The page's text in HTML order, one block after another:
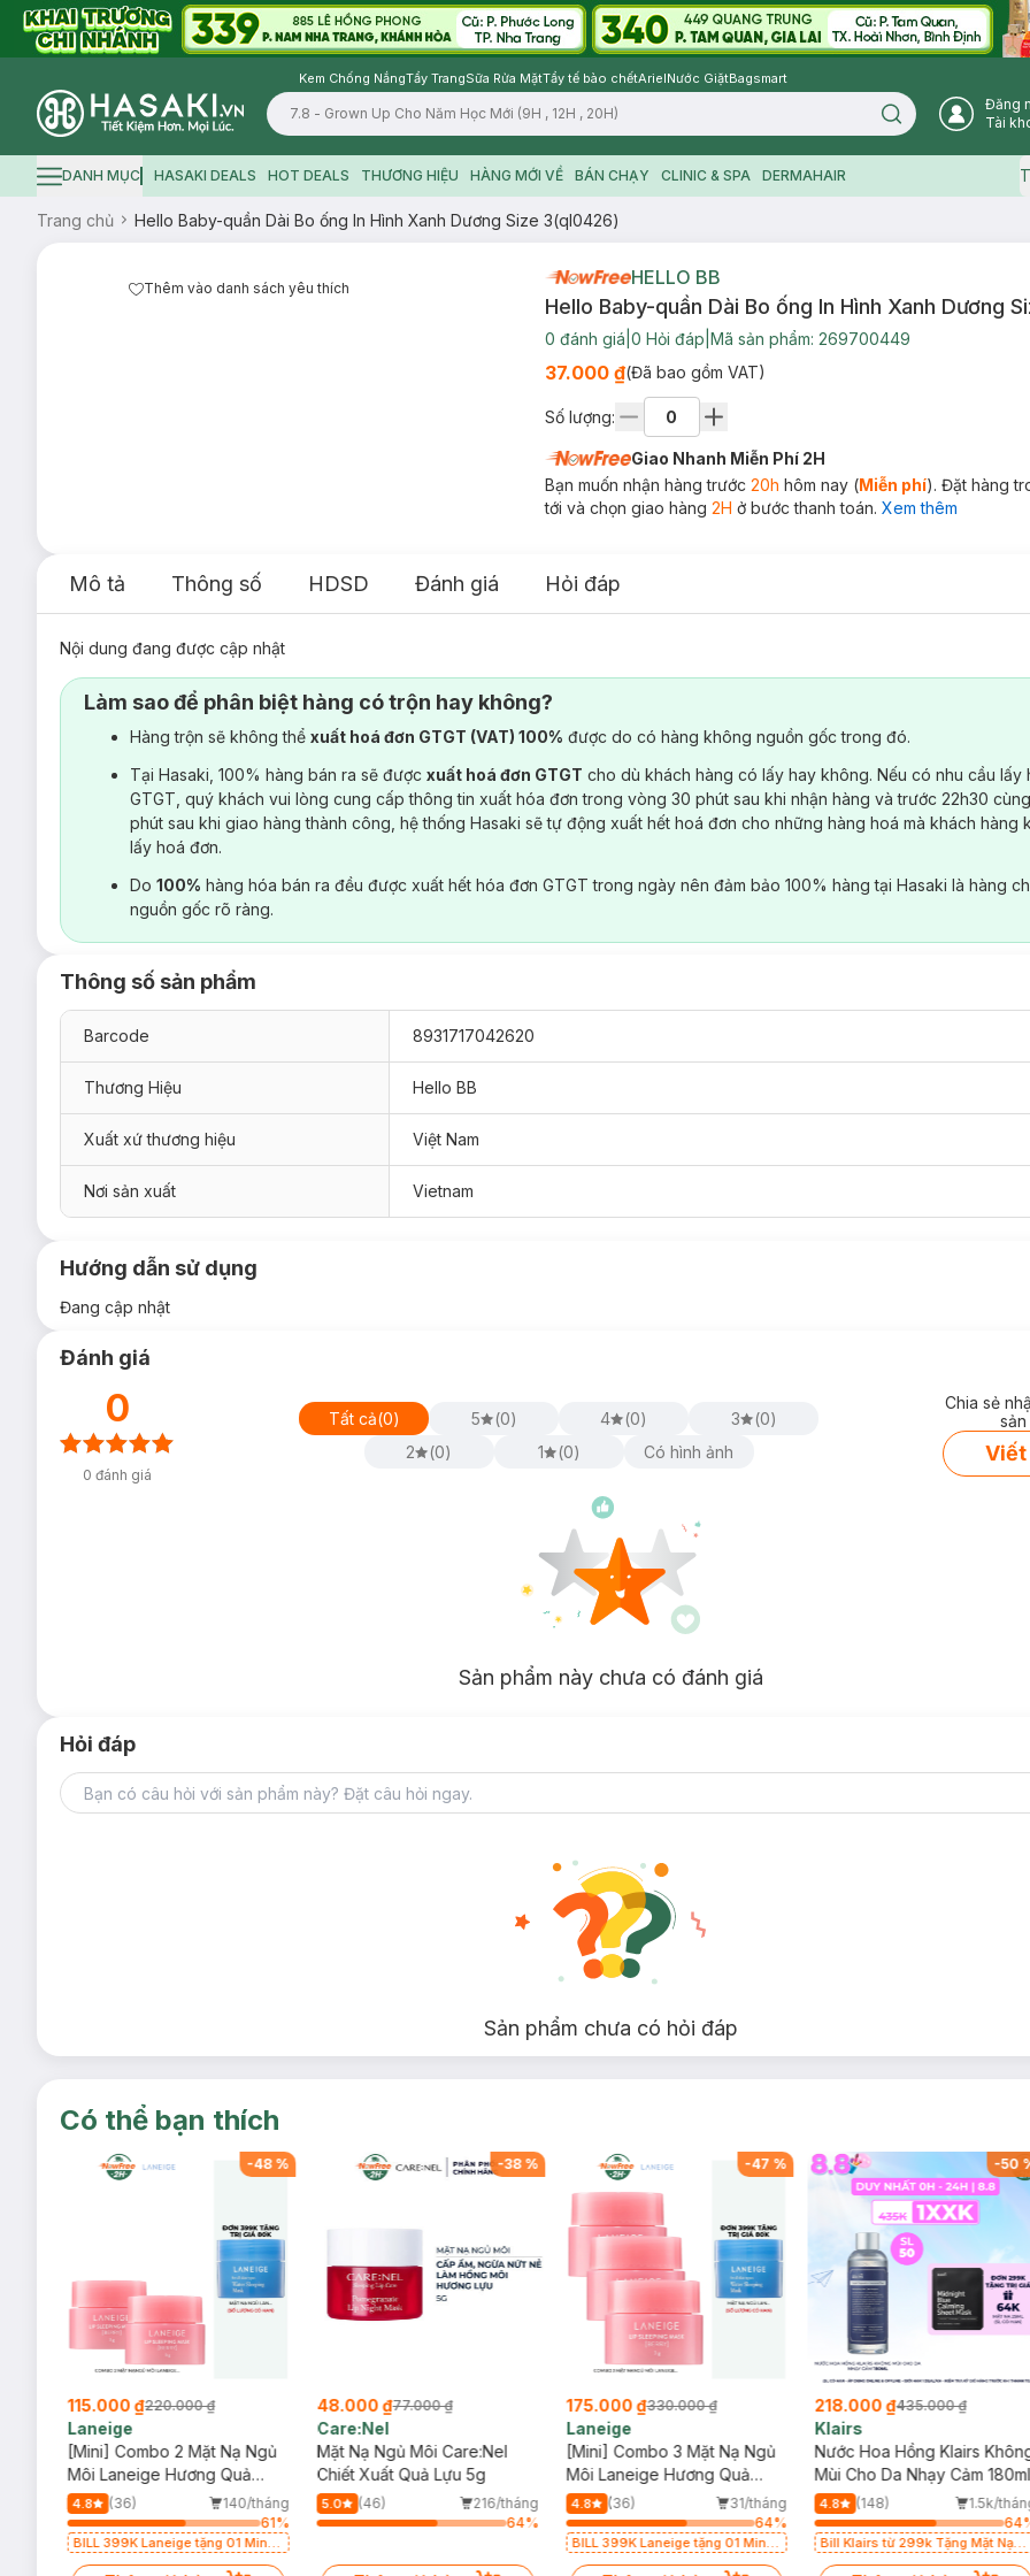
Kem Chống NắngTẩy TrangSữa Rửa MặtTẩy tế bào chếtArielNước GiặtBagsmart
Logo
Search icon
Đăng
Tài
Hamburger icon
DANH MỤC HASAKI DEALS HOT DEALS THƯƠNG HIỆU HÀNG MỚI VỀ BÁN CHẠY CLINIC & SPA DERMAHAIR
Trang chủ Hello Baby-quần Dài Bo ống In Hình Xanh Dương Size 3(ql0426)
Thêm vào danh sách yêu thích HELLO BB
Hello Baby-quần Dài Bo ống In Hình Xanh Dương
0 đánh giá 0 Hỏi đáp Mã sản phẩm: 269700449
37.000 ₫(Đã bao gồm VAT)
Số lượng:
Giao Nhanh Miễn Phí 2H
Bạn muốn nhận hàng trước 20h hôm nay (Miễn phí). Đặt hàng
tới và chọn giao hàng 2H ở bước thanh toán. Xem thêm
Mô tả Thông số HDSD Đánh giá Hỏi đáp
Nội dung đang được cập nhật
Làm sao để phân biệt hàng có trộn hay không?
Hàng trộn sẽ không thể xuất hoá đơn GTGT (VAT) 100% được do có hàng không nguồn gốc trong đó.
Tại Hasaki, 100% hàng bán ra sẽ được xuất hoá đơn GTGT cho dù khách hàng có lấy hay không. Nếu có nhu cầu lấy
GTGT, quý khách vui lòng cung cấp thông tin xuất hóa đơn trong vòng 30 phút sau khi nhận hàng và trước 22h30
phút sau khi giao hàng thành công, hệ thống Hasaki sẽ tự động xuất hết hoá đơn cho những hàng hoá mà khách hàng
lấy hoá đơn.
Do 100% hàng hóa bán ra đều được xuất hết hóa đơn GTGT trong ngày nên đảm bảo 100% hàng tại Hasaki là hàng
nguồn gốc rõ ràng.
Thông số sản phẩm
Barcode 8931717042620
Thương Hiệu Hello BB
Xuất xứ thương hiệu Việt Nam
Nơi sản xuất Vietnam
Hướng dẫn sử dụng
Đang cập nhật
Đánh giá
0
0 đánh giá
Tất cả(0) 5 (0) 4 (0) 3 (0)
2
(0) 1 (0) Có hình ảnh
Chia sẻ
Viết
Sản phẩm này chưa có đánh giá
Hỏi đáp
Sản phẩm chưa có hỏi đáp
Có thể bạn thích
-48%
115.000 ₫220.000 ₫
Laneige
[Mini] Combo 2 Mặt Nạ Ngủ
Môi Laneige Hương Quả
Mọng 3g
4.8 (36)
140/tháng
61%
BILL 399K Laneige tặng 01 Mini
-38%
48.000 ₫77.000 ₫
Care:Nel
Mặt Nạ Ngủ Môi Care:Nel
Chiết Xuất Quả Lựu 5g
5.0 (46)
216/tháng
64%
-47 %
175.000 ₫330.000 ₫
Laneige
[Mini] Combo 3 Mặt Nạ Ngủ
Môi Laneige Hương Quả
Mọng 3g
4.8 (36)
31/tháng
64%
BILL 399K Laneige tặng 01 Mini
-50
218.000 ₫435.000 ₫
Klairs
Nước Hoa Hồng Klairs
Mùi Cho Da Nhạy Cảm 180ml
4.8 (148)
1.5k/
64
Bill Klairs từ 299k Tặng Mặt Nạ